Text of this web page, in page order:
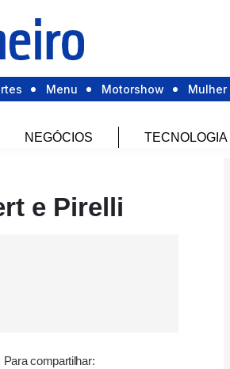
Menu Motorshow Mulher
NEGÓCIOS TECNOLOGIA
e Pirelli
Para compartilhar: